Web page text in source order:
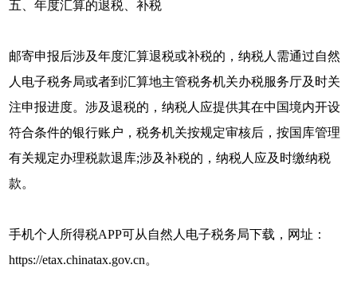
五、年度汇算的退税、补税
邮寄申报后涉及年度汇算退税或补税的，纳税人需通过自然
人电子税务局或者到汇算地主管税务机关办税服务厅及时关
注申报进度。涉及退税的，纳税人应提供其在中国境内开设
符合条件的银行账户，税务机关按规定审核后，按国库管理
有关规定办理税款退库;涉及补税的，纳税人应及时缴纳税
款。
手机个人所得税APP可从自然人电子税务局下载，网址：
https://etax.chinatax.gov.cn。